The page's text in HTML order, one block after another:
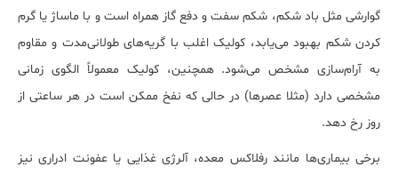
گوارشی مثل باد شکم، شکم سفت و دفع گاز همراه است و با ماساژ یا گرم
کردن شکم بهبود می‌یابد، کولیک اغلب با گریه‌های طولانی‌مدت و مقاوم
به آرام‌سازی مشخص می‌شود. همچنین، کولیک معمولاً الگوی زمانی
مشخصی دارد (مثلا عصرها) در حالی که نفخ ممکن است در هر ساعتی از
روز رخ دهد.
برخی بیماری‌ها مانند رفلاکس معده، آلرژی غذایی یا عفونت ادراری نیز